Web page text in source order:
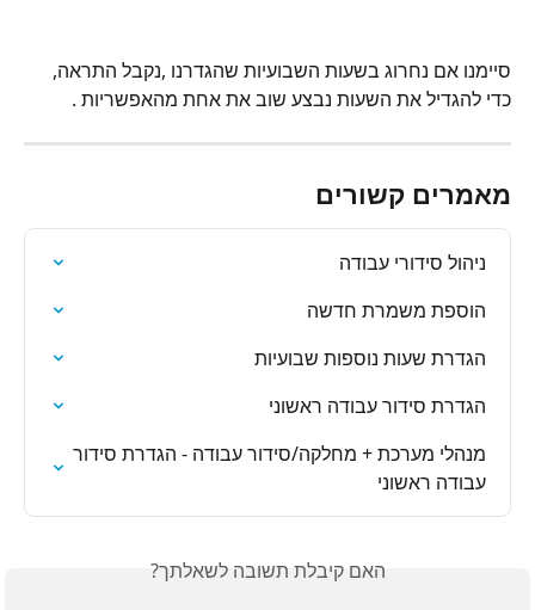
סיימנו אם נחרוג בשעות השבועיות שהגדרנו ,נקבל התראה,
כדי להגדיל את השעות נבצע שוב את אחת מהאפשריות .
מאמרים קשורים
ניהול סידורי עבודה
הוספת משמרת חדשה
הגדרת שעות נוספות שבועיות
הגדרת סידור עבודה ראשוני
מנהלי מערכת + מחלקה/סידור עבודה - הגדרת סידור
עבודה ראשוני
האם קיבלת תשובה לשאלתך?